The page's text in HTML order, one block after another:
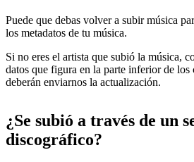
Puede que debas volver a subir música
los metadatos de tu música.
Si no eres el artista que subió la música,
datos que figura en la parte inferior de los
deberán enviarnos la actualización.
¿Se subió a través de un
discográfico?